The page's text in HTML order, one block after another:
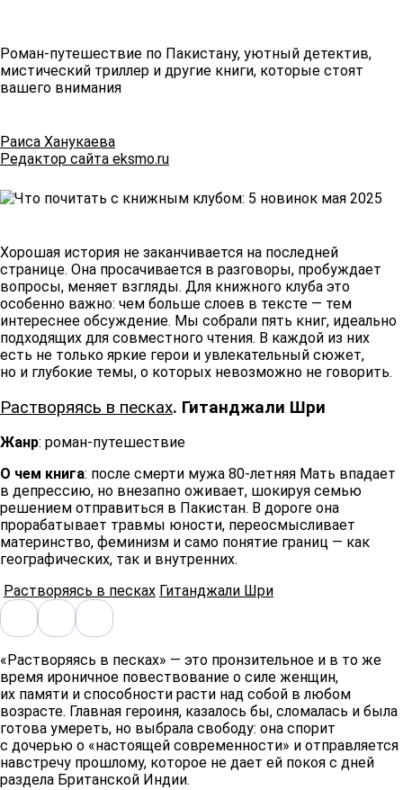
Роман-путешествие по Пакистану, уютный детектив,
мистический триллер и другие книги, которые стоят
вашего внимания
Раиса Ханукаева
Редактор сайта eksmo.ru
Хорошая история не заканчивается на последней
странице. Она просачивается в разговоры, пробуждает
вопросы, меняет взгляды. Для книжного клуба это
особенно важно: чем больше слоев в тексте — тем
интереснее обсуждение. Мы собрали пять книг, идеально
подходящих для совместного чтения. В каждой из них
есть не только яркие герои и увлекательный сюжет,
но и глубокие темы, о которых невозможно не говорить.
Растворяясь в песках. Гитанджали Шри
Жанр: роман-путешествие
О чем книга: после смерти мужа 80-летняя Мать впадает
в депрессию, но внезапно оживает, шокируя семью
решением отправиться в Пакистан. В дороге она
прорабатывает травмы юности, переосмысливает
материнство, феминизм и само понятие границ — как
географических, так и внутренних.
Растворяясь в песках Гитанджали Шри
«Растворяясь в песках» — это пронзительное и в то же
время ироничное повествование о силе женщин,
их памяти и способности расти над собой в любом
возрасте. Главная героиня, казалось бы, сломалась и была
готова умереть, но выбрала свободу: она спорит
с дочерью о «настоящей современности» и отправляется
навстречу прошлому, которое не дает ей покоя с дней
раздела Британской Индии.